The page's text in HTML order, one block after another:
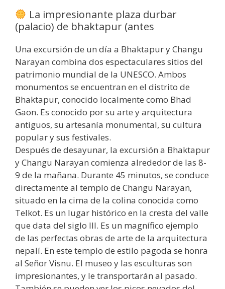
La impresionante plaza durbar
(palacio) de bhaktapur (antes
Una excursión de un día a Bhaktapur y Changu
Narayan combina dos espectaculares sitios del
patrimonio mundial de la UNESCO. Ambos
monumentos se encuentran en el distrito de
Bhaktapur, conocido localmente como Bhad
Gaon. Es conocido por su arte y arquitectura
antiguos, su artesanía monumental, su cultura
popular y sus festivales.
Después de desayunar, la excursión a Bhaktapur
y Changu Narayan comienza alrededor de las 8-
9 de la mañana. Durante 45 minutos, se conduce
directamente al templo de Changu Narayan,
situado en la cima de la colina conocida como
Telkot. Es un lugar histórico en la cresta del valle
que data del siglo III. Es un magnífico ejemplo
de las perfectas obras de arte de la arquitectura
nepalí. En este templo de estilo pagoda se honra
al Señor Visnu. El museo y las esculturas son
impresionantes, y le transportarán al pasado.